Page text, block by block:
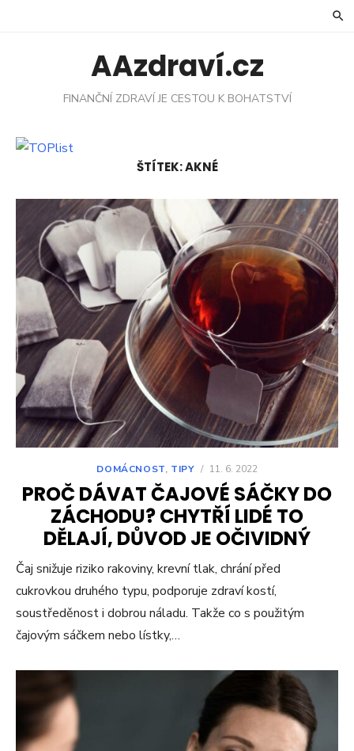
AAzdraví.cz
FINANČNÍ ZDRAVÍ JE CESTOU K BOHATSTVÍ
ŠTÍTEK:AKNÉ
DOMÁCNOST, TIPY / 11. 6. 2022
PROČ DÁVAT ČAJOVÉ SÁČKY DO
ZÁCHODU? CHYTŘÍ LIDÉ TO
DĚLAJÍ, DŮVOD JE OČIVIDNÝ
Čaj snižuje riziko rakoviny, krevní tlak, chrání před
cukrovkou druhého typu, podporuje zdraví kostí,
soustředěnost i dobrou náladu. Takže co s použitým
čajovým sáčkem nebo lístky,…